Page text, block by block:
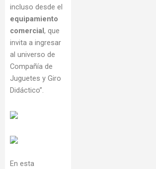
incluso desde el
equipamiento
comercial, que
invita a ingresar
al universo de
Compañía de
Juguetes y Giro
Didáctico”.
En esta